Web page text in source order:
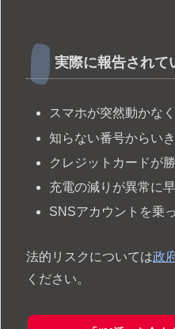
実際に報告されて
スマホが突然動かな
知らない番号からい
クレジットカードが
充電の減りが異常に
SNSアカウントを乗
法的リスクについては政
ください。